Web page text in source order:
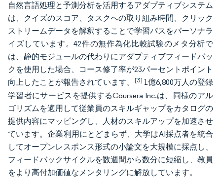
自然言語処理と予測分析を活用するアダプティブシステム
は、クイズのスコア、タスクへの取り組み時間、クリック
ストリームデータを解釈することで学習パスをパーソナラ
イズしています。42件の無作為化比較試験のメタ分析で
は、静的モジュールの代わりにアダプティブフィードバッ
クを使用した場合、コース修了率が23パーセントポイント
向上したことが報告されています。 [3] 1億6,800万人の登録
学習者にサービスを提供するCoursera Inc.は、同様のアル
ゴリズムを適用して従業員のスキルギャップをカタログの
提供内容にマッピングし、人材のスキルアップを加速させ
ています。企業利用にとどまらず、大学はAI採点者を統合
してオープンレスポンス形式の小論文を大規模に採点し、
フィードバックサイクルを数週間から数分に短縮し、教員
をより高付加価値なメンタリングに解放しています。